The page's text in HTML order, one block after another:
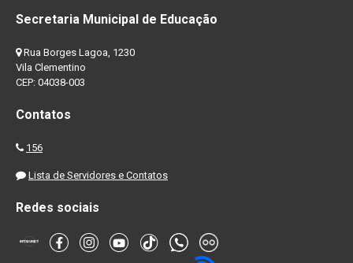
Secretaria Municipal de Educação
Rua Borges Lagoa, 1230
Vila Clementino
CEP: 04038-003
Contatos
156
Lista de Servidores e Contatos
Redes sociais